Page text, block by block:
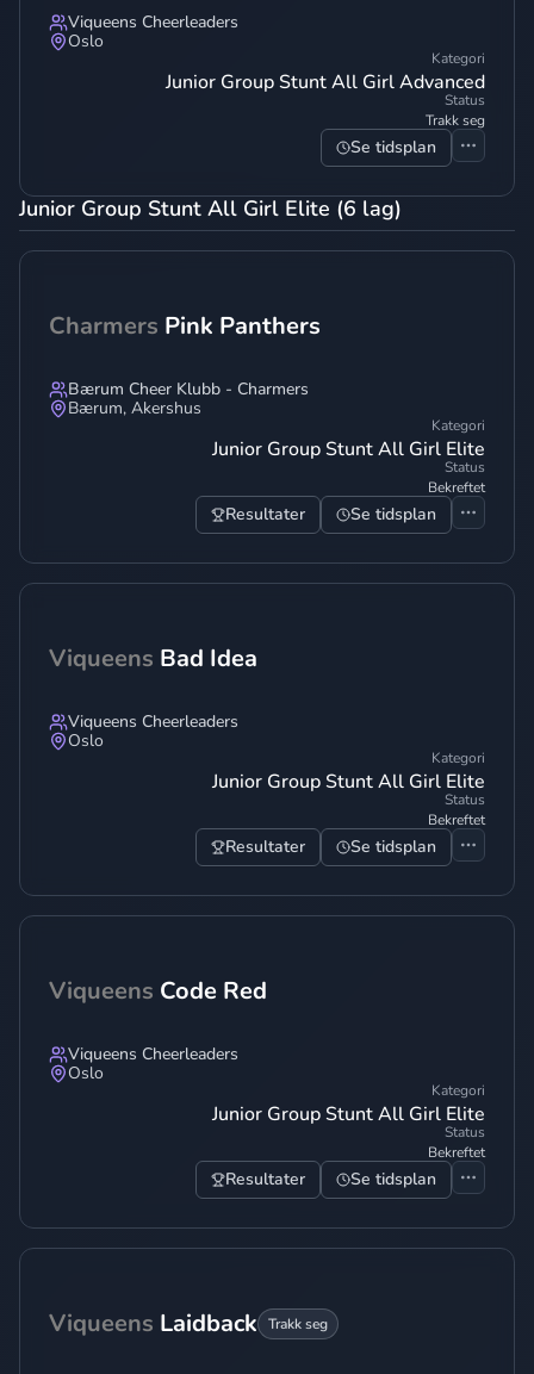
Viqueens Cheerleaders
Oslo
Kategori
Junior Group Stunt All Girl Advanced
Status
Trakk seg
Se tidsplan
Junior Group Stunt All Girl Elite (6 lag)
Charmers Pink Panthers
Bærum Cheer Klubb - Charmers
Bærum, Akershus
Kategori
Junior Group Stunt All Girl Elite
Status
Bekreftet
Resultater Se tidsplan
Viqueens Bad Idea
Viqueens Cheerleaders
Oslo
Kategori
Junior Group Stunt All Girl Elite
Status
Bekreftet
Resultater Se tidsplan
Viqueens Code Red
Viqueens Cheerleaders
Oslo
Kategori
Junior Group Stunt All Girl Elite
Status
Bekreftet
Resultater Se tidsplan
Viqueens Laidback Trakk seg